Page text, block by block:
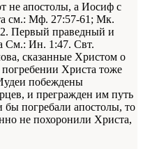
не апостолы, а Иосиф с
см.: Мф. 27:57-61; Мк.
Первый праведный и
См.: Ин. 1:47. Свт.
сказанные Христом о
Христа тоже
побеждены
и прегражден им путь
бы погребали апостолы, то
не похоронили Христа,